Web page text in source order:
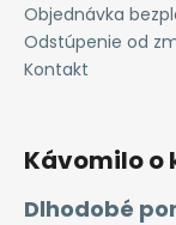
Objednávka
Odstúpenie od
Kontakt
Kávomilo o
Dlhodobé